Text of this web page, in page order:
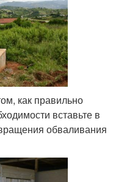
как правильно
вставьте в
обваливания